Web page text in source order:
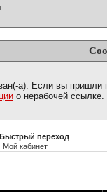
а). Если вы пришли
о нерабочей ссылке.
Быстрый переход